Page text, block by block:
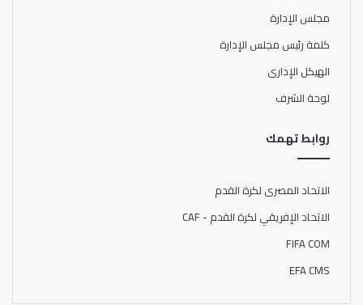
مجلس الإدارة
كلمة رئيس مجلس الإدارة
الهيكل الإدارى
لوحة الشرف
روابط تهمك
الاتحاد المصرى لكرة القدم
الاتحاد الإفريقي لكرة القدم - CAF
FIFA COM
EFA CMS